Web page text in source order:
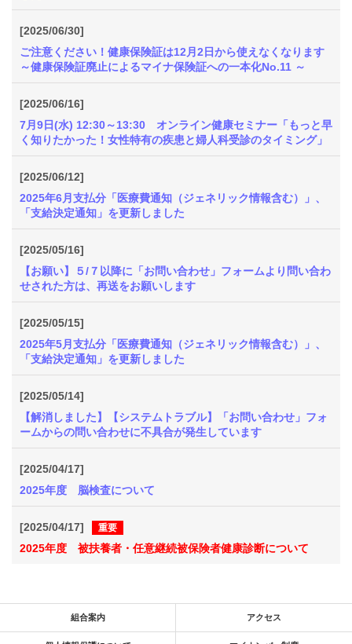
[2025/06/30]
ご注意ください！健康保険証は12月2日から使えなくなります
～健康保険証廃止によるマイナ保険証への一本化No.11 ～
[2025/06/16]
7月9日(水) 12:30～13:30 オンライン健康セミナー「もっと早
く知りたかった！女性特有の疾患と婦人科受診のタイミング」
[2025/06/12]
2025年6月支払分「医療費通知（ジェネリック情報含む）」、
「支給決定通知」を更新しました
[2025/05/16]
【お願い】５/７以降に「お問い合わせ」フォームより問い合わ
せされた方は、再送をお願いします
[2025/05/15]
2025年5月支払分「医療費通知（ジェネリック情報含む）」、
「支給決定通知」を更新しました
[2025/05/14]
【解消しました】【システムトラブル】「お問い合わせ」フォ
ームからの問い合わせに不具合が発生しています
[2025/04/17]
2025年度 脳検査について
[2025/04/17] 重要
2025年度 被扶養者・任意継続被保険者健康診断について
組合案内 アクセス